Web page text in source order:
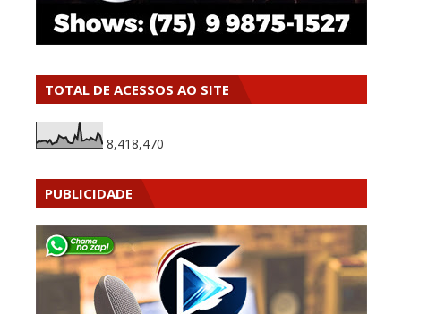
TOTAL DE ACESSOS AO SITE
8,418,470
PUBLICIDADE